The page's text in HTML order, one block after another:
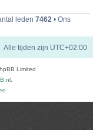
leden 7462 • Ons
Alle tijden zijn UTC+02:00
Limited